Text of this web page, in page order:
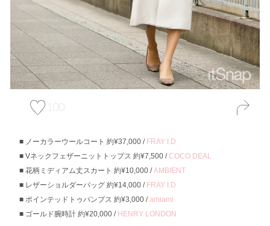
100
ノーカラーウールコート 約¥37,000 / FRAY I.D
Vネックフェザーニットトップス 約¥7,500 /COCO DEAL
花柄ミディアム丈スカート 約¥10,000 /AMBIENT
レザーショルダーバッグ 約¥14,000 / FRAY I.D
ポインテッドトゥパンプス 約¥3,000 /amiami
ゴールド腕時計 約¥20,000 / HENRY LONDON